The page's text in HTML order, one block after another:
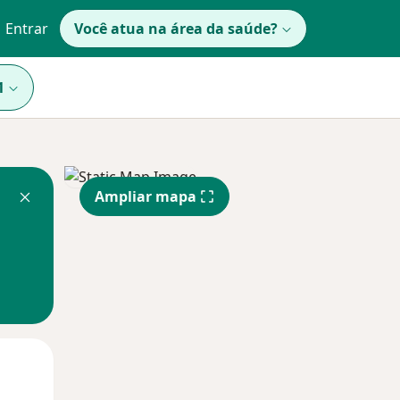
Entrar Você atua na área da saúde?
Ampliar mapa